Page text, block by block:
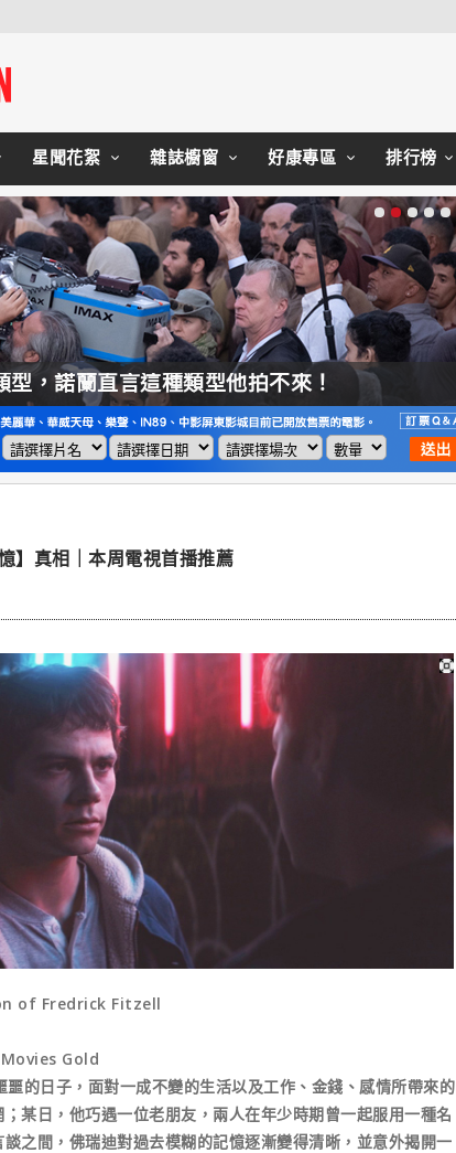
星聞花絮 雜誌櫥窗 好康專區 排行榜
，諾蘭直言這種類型他拍不來！
】真相｜本周電視首播推薦
of Fredrick Fitzell
Gold
的日子，面對一成不變的生活以及工作、金錢、感情所帶來的
某日，他巧遇一位老朋友，兩人在年少時期曾一起服用一種名
之間，佛瑞迪對過去模糊的記憶逐漸變得清晰，並意外揭開一